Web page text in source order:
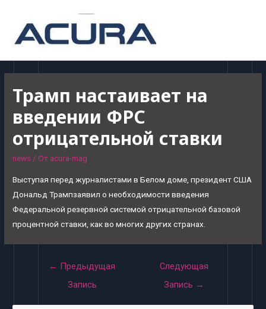
Трамп настаивает на
введении ФРС
отрицательной ставки
news/ От acura-mag
Выступая перед журналистами в Белом доме, президент США
Дональд Трампзаявил о необходимости введения
Федеральной резервной системой отрицательной базовой
процентной ставки, как во многих других странах.
Навигация
← Предыдущая
Запись
Следующая
Запись →